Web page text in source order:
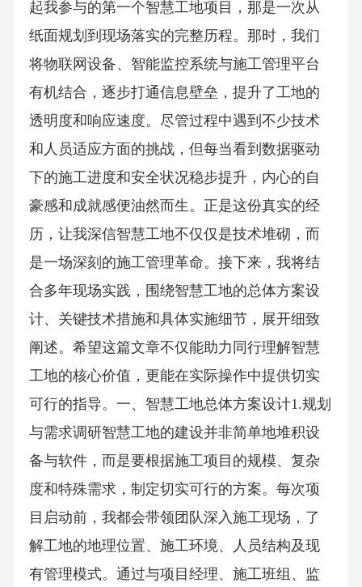
起我参与的第一个智慧工地项目，那是一次从
纸面规划到现场落实的完整历程。那时，我们
将物联网设备、智能监控系统与施工管理平台
有机结合，逐步打通信息壁垒，提升了工地的
透明度和响应速度。尽管过程中遇到不少技术
和人员适应方面的挑战，但每当看到数据驱动
下的施工进度和安全状况稳步提升，内心的自
豪感和成就感便油然而生。正是这份真实的经
历，让我深信智慧工地不仅仅是技术堆砌，而
是一场深刻的施工管理革命。接下来，我将结
合多年现场实践，围绕智慧工地的总体方案设
计、关键技术措施和具体实施细节，展开细致
阐述。希望这篇文章不仅能助力同行理解智慧
工地的核心价值，更能在实际操作中提供切实
可行的指导。一、智慧工地总体方案设计1.规划
与需求调研智慧工地的建设并非简单地堆积设
备与软件，而是要根据施工项目的规模、复杂
度和特殊需求，制定切实可行的方案。每次项
目启动前，我都会带领团队深入施工现场，了
解工地的地理位置、施工环境、人员结构及现
有管理模式。通过与项目经理、施工班组、监